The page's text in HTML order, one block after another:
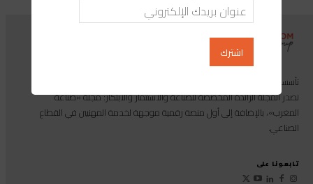
تصدر المجلة الرائدة المخصصة للصناعة والاستثمار والابتكار: مجلة «صناعة
المغرب»، بالإضافة إلى أول منصة رقمية موجهة لخدمة المهنيين في القطاع
الصناعي.
تابعونا على